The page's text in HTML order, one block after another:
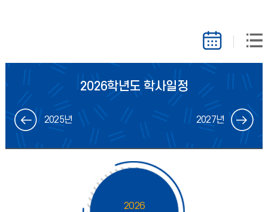
2025년
2026학년도 학사일정
2027년
2026